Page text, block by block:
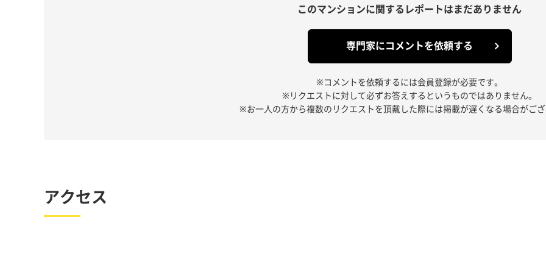
このマンションに関する レポートはまだありません
専門家にコメントを依頼する
※コメントを依頼するには会員登録が必要です。
※リクエストに対して必ずお答えするというものではありません。
※お一人の方から複数のリクエストを頂戴した際には掲載が遅くなる場合がご
アクセス